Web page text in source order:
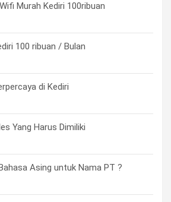
Murah Kediri 100ribuan
100 ribuan / Bulan
di Kediri
Yang Harus Dimiliki
Asing untuk Nama PT ?